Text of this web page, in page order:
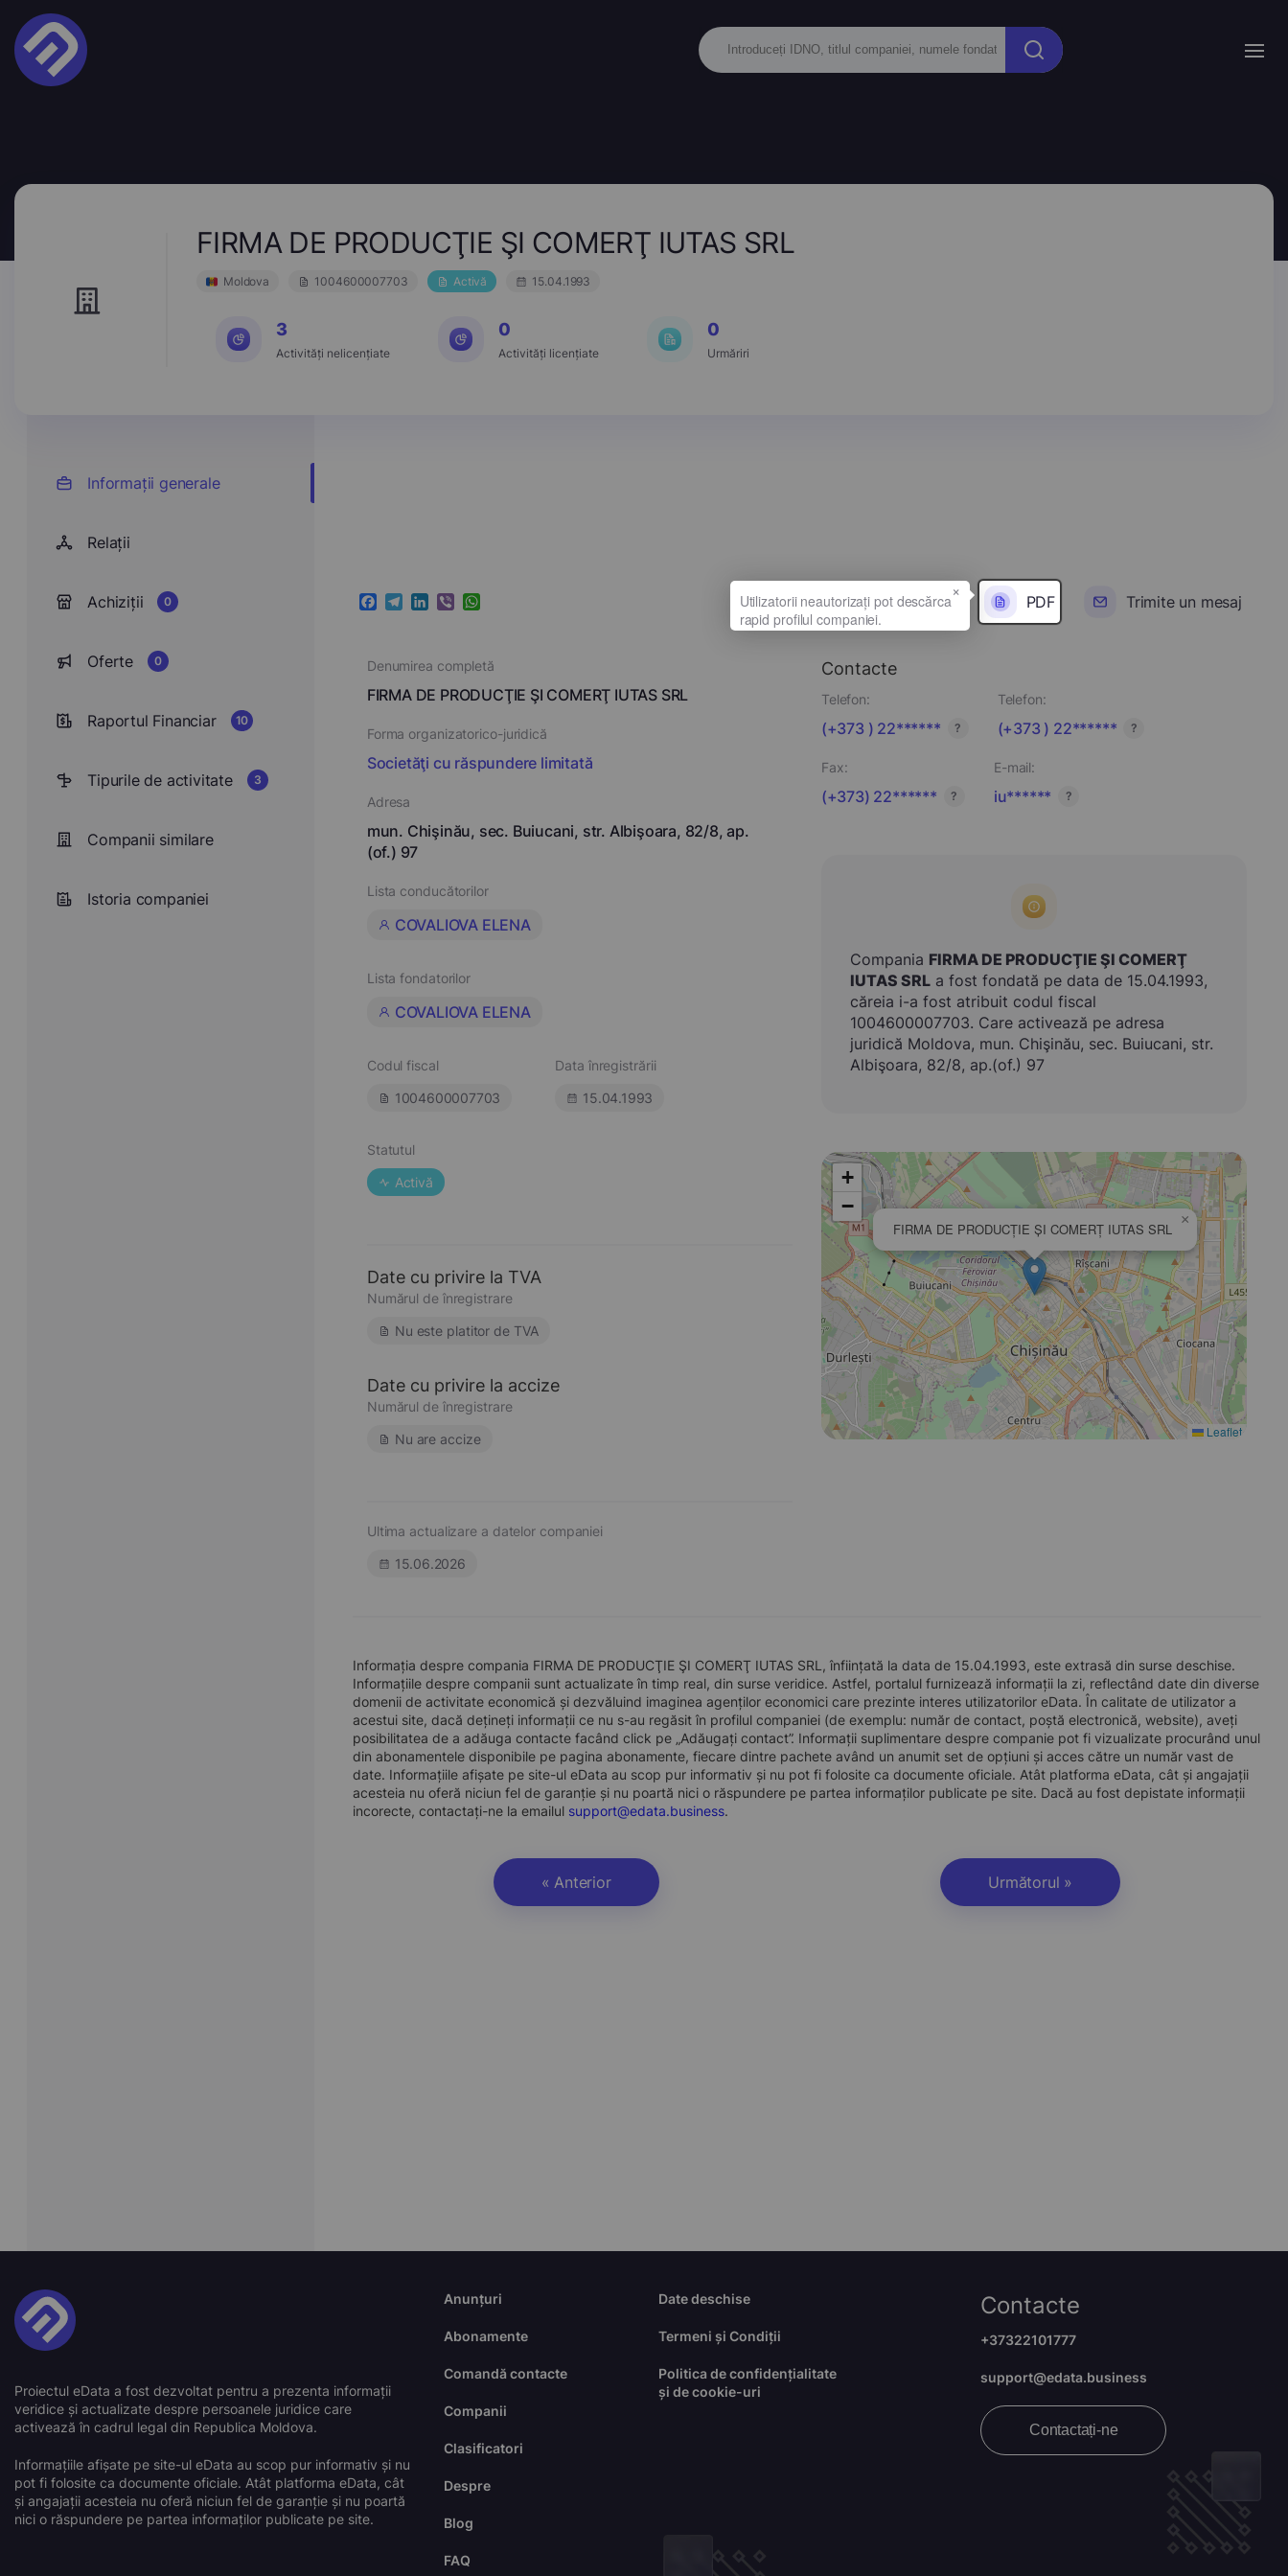
FIRMA DE PRODUCŢIE ŞI COMERŢ IUTAS SRL
Moldova 1004600007703 Activă 15.04.1993
3
Activități nelicențiate
0
Activități licențiate
0
Urmăriri
Informații generale
Relații
Achiziții 0
Oferte 0
Raportul Financiar 10
Tipurile de activitate 3
Companii similare
Istoria companiei
Facebook
Telegram
LinkedIn
ViberWhatsApp PDF Trimite un mesaj
Denumirea completă
FIRMA DE PRODUCŢIE ŞI COMERŢ IUTAS SRL
Forma organizatorico-juridică
Societăţi cu răspundere limitată
Adresa
mun. Chişinău, sec. Buiucani, str. Albişoara, 82/8, ap.
(of.) 97
Lista conducătorilor
COVALIOVA ELENA
Lista fondatorilor
COVALIOVA ELENA
Codul fiscal
1004600007703
Data înregistrării
15.04.1993
Statutul
Activă
Date cu privire la TVA
Numărul de înregistrare
Nu este platitor de TVA
Date cu privire la accize
Numărul de înregistrare
Nu are accize
Ultima actualizare a datelor companiei
15.06.2026
Contacte
Telefon:
(+373 ) 22****** ?
Telefon:
(+373 ) 22****** ?
Fax:
(+373) 22****** ?
E-mail:
iu****** ?
Compania FIRMA DE PRODUCŢIE ŞI COMERŢ
IUTAS SRLa fost fondată pe data de 15.04.1993,
căreia i-a fost atribuit codul fiscal
1004600007703. Care activează pe adresa
juridică Moldova, mun. Chişinău, sec. Buiucani, str.
Albişoara, 82/8, ap.(of.) 97
FIRMA DE PRODUCŢIE ŞI COMERŢ IUTAS SRL
×
+
−
Leaflet
Informația despre compania FIRMA DE PRODUCŢIE ŞI COMERŢ IUTAS SRL, înființată la data de 15.04.1993, este extrasă din surse deschise.
Informațiile despre companii sunt actualizate în timp real, din surse veridice. Astfel, portalul furnizează informații la zi, reflectând date din diverse
domenii de activitate economică și dezvăluind imaginea agenților economici care prezinte interes utilizatorilor eData. În calitate de utilizator a
acestui site, dacă dețineți informații ce nu s-au regăsit în profilul companiei (de exemplu: număr de contact, poștă electronică, website), aveți
posibilitatea de a adăuga contacte facând click pe „Adăugați contact”. Informații suplimentare despre companie pot fi vizualizate procurând unul
din abonamentele disponibile pe pagina abonamente, fiecare dintre pachete având un anumit set de opțiuni și acces către un număr vast de
date. Informațiile afișate pe site-ul eData au scop pur informativ și nu pot fi folosite ca documente oficiale. Atât platforma eData, cât și angajații
acesteia nu oferă niciun fel de garanție și nu poartă nici o răspundere pe partea informaților publicate pe site. Dacă au fost depistate informații
incorecte, contactați-ne la emailul support@edata.business.
« Anterior Următorul »
Proiectul eData a fost dezvoltat pentru a prezenta informații
veridice și actualizate despre persoanele juridice care
activează în cadrul legal din Republica Moldova.
Informațiile afișate pe site-ul eData au scop pur informativ și nu
pot fi folosite ca documente oficiale. Atât platforma eData, cât
și angajații acesteia nu oferă niciun fel de garanție și nu poartă
nici o răspundere pe partea informaților publicate pe site.
Anunțuri
Abonamente
Comandă contacte
Companii
Clasificatori
Despre
Blog
FAQ
Date deschise
Termeni și Condiții
Politica de confidențialitate
și de cookie-uri
Contacte
+37322101777
support@edata.business
Contactați-ne
×